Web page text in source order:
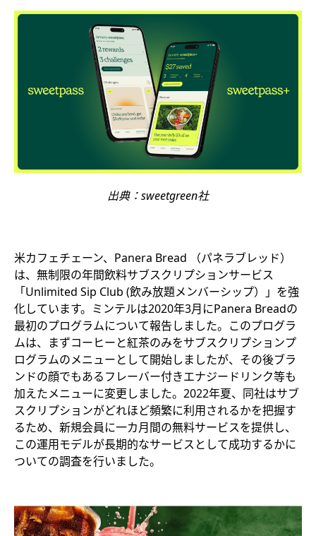
出典：sweetgreen社
米カフェチェーン、Panera Bread （パネラブレッド）
は、無制限の年間飲料サブスクリプションサービス
「Unlimited Sip Club (飲み放題メンバーシップ）」を強
化しています。ミンテルは2020年3月にPanera Breadの
最初のプログラムについて報告しました。このプログラ
ムは、まずコーヒーと紅茶のみをサブスクリプションプ
ログラムのメニューとして開始しましたが、その後ブラ
ンドの顔でもあるフレーバー付きエナジードリンク等も
加えたメニューに変更しました。2022年夏、同社はサブ
スクリプションがどれほど頻繁に利用されるかを把握す
るため、新規会員に一カ月間の無料サービスを提供し、
この運用モデルが長期的なサービスとして成功するかに
ついての調査を行いました。